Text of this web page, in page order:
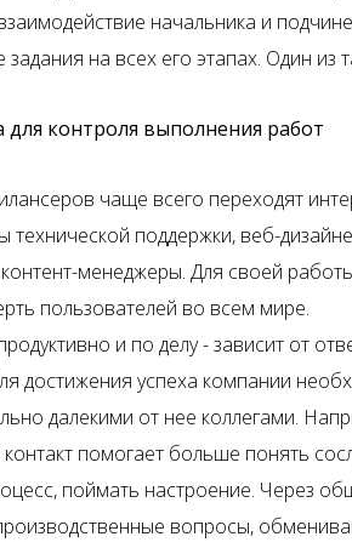
начальника и
на всех его этапах. Один из
контроля выполнения работ
чаще всего переходят
технической поддержки, веб-
менеджеры. Для своей
пользователей во всем мире.
и по делу - зависит от
достижения успеха компании
далекими от нее коллегами.
контакт помогает больше понять
поймать настроение. Через
вопросы,